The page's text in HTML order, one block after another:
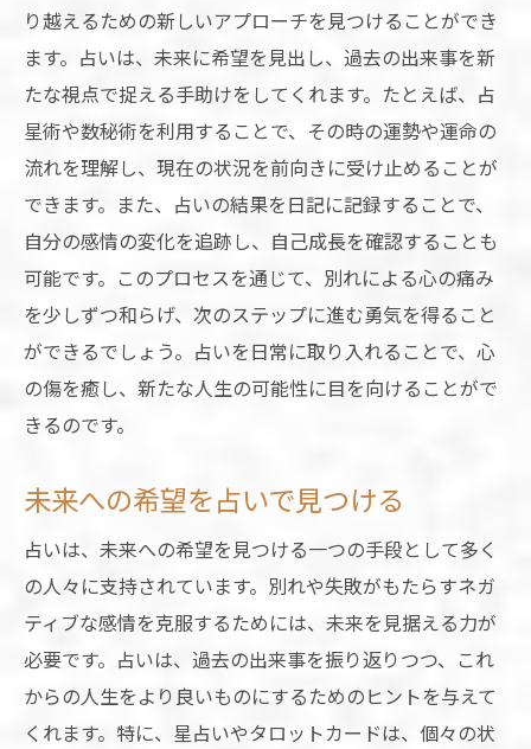
り越えるための新しいアプローチを見つけることができ
ます。占いは、未来に希望を見出し、過去の出来事を新
たな視点で捉える手助けをしてくれます。たとえば、占
星術や数秘術を利用することで、その時の運勢や運命の
流れを理解し、現在の状況を前向きに受け止めることが
できます。また、占いの結果を日記に記録することで、
自分の感情の変化を追跡し、自己成長を確認することも
可能です。このプロセスを通じて、別れによる心の痛み
を少しずつ和らげ、次のステップに進む勇気を得ること
ができるでしょう。占いを日常に取り入れることで、心
の傷を癒し、新たな人生の可能性に目を向けることがで
きるのです。
未来への希望を占いで見つける
占いは、未来への希望を見つける一つの手段として多く
の人々に支持されています。別れや失敗がもたらすネガ
ティブな感情を克服するためには、未来を見据える力が
必要です。占いは、過去の出来事を振り返りつつ、これ
からの人生をより良いものにするためのヒントを与えて
くれます。特に、星占いやタロットカードは、個々の状